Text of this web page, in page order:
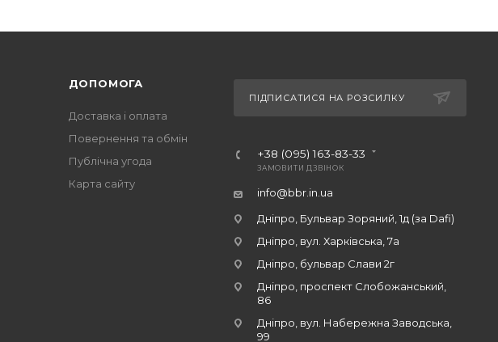
ДОПОМОГА
Доставка і оплата
Повернення та обмін
Публічна угода
Карта сайту
ПІДПИСАТИСЯ НА РОЗСИЛКУ
+38 (095) 163-83-33
ЗАМОВИТИ ДЗВІНОК
info@bbr.in.ua
Дніпро, Бульвар Зоряний, 1д (за Dafi)
Дніпро, вул. Харківська, 7а
Дніпро, бульвар Слави 2г
Дніпро, проспект Слобожанський,
86
Дніпро, вул. Набережна Заводська,
99